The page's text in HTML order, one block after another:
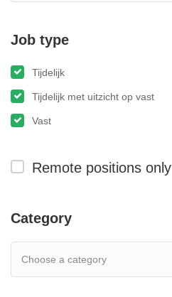
Job type
Tijdelijk
Tijdelijk met uitzicht op vast
Vast
Remote positions only
Category